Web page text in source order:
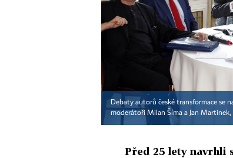
Debaty autorů české transformace se
moderátoři Milan Šíma a Jan Martinek,
Před 25 lety navrhli